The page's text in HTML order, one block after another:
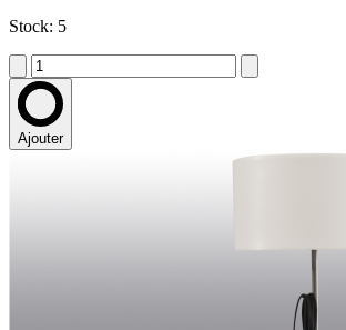
Stock: 5
Ajouter